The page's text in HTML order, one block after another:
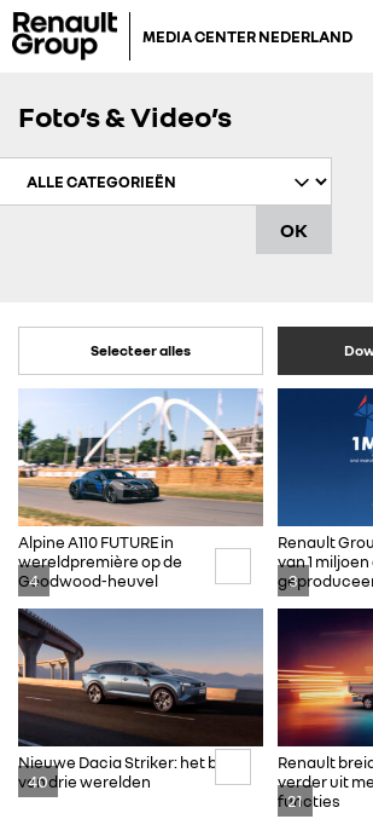
MEDIA CENTER NEDERLAND
Foto’s & Video’s
Selecteer alles
4
Alpine A110 FUTURE in
wereldpremière op de
Goodwood-heuvel
3
Renault
van 1 miljoen
40
Nieuwe Dacia Striker: het beste
van drie werelden
21
Renault
verder uit
functies